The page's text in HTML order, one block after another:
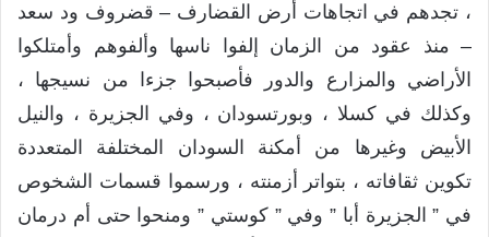
، تجدهم في اتجاهات أرض القضارف – قضروف ود سعد
– منذ عقود من الزمان إلفوا ناسها وألفوهم وأمتلكوا
الأراضي والمزارع والدور فأصبحوا جزءا من نسيجها ،
وكذلك في كسلا ، وبورتسودان ، وفي الجزيرة ، والنيل
الأبيض وغيرها من أمكنة السودان المختلفة المتعددة
تكوين ثقافاته ، بتواتر أزمنته ، ورسموا قسمات الشخوص
في ” الجزيرة أبا ” وفي ” كوستي ” ومنحوا حتى أم درمان